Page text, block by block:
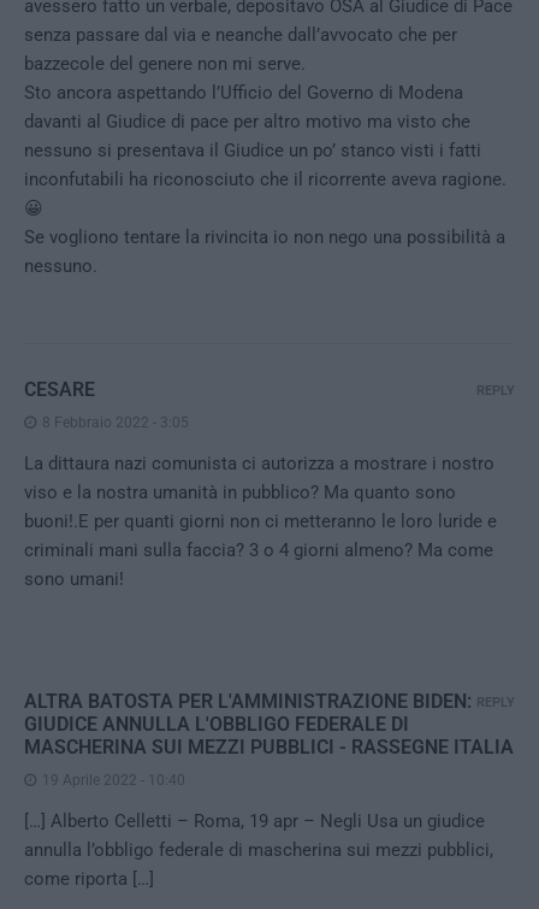
avessero fatto un verbale, depositavo OSA al Giudice di Pace
senza passare dal via e neanche dall’avvocato che per
bazzecole del genere non mi serve.
Sto ancora aspettando l’Ufficio del Governo di Modena
davanti al Giudice di pace per altro motivo ma visto che
nessuno si presentava il Giudice un po’ stanco visti i fatti
inconfutabili ha riconosciuto che il ricorrente aveva ragione.
😀
Se vogliono tentare la rivincita io non nego una possibilità a
nessuno.
CESARE
8 Febbraio 2022 - 3:05
La dittaura nazi comunista ci autorizza a mostrare i nostro
viso e la nostra umanità in pubblico? Ma quanto sono
buoni!.E per quanti giorni non ci metteranno le loro luride e
criminali mani sulla faccia? 3 o 4 giorni almeno? Ma come
sono umani!
REPLY
ALTRA BATOSTA PER L'AMMINISTRAZIONE BIDEN:
GIUDICE ANNULLA L'OBBLIGO FEDERALE DI
MASCHERINA SUI MEZZI PUBBLICI - RASSEGNE ITALIA
19 Aprile 2022 - 10:40
[…] Alberto Celletti – Roma, 19 apr – Negli Usa un giudice
annulla l’obbligo federale di mascherina sui mezzi pubblici,
come riporta […]
REPLY